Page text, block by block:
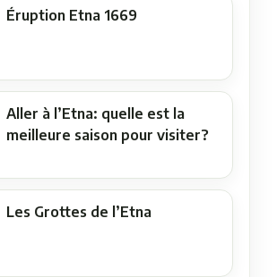
Éruption Etna 1669
Aller à l’Etna: quelle est la
meilleure saison pour visiter?
Les Grottes de l’Etna